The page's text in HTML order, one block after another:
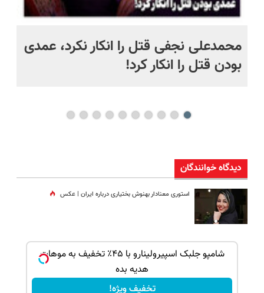
محمدعلی نجفی قتل را انکار نکرد، عمدی
بودن قتل را انکار کرد!
دیدگاه خوانندگان
استوری معنادار بهنوش بختیاری درباره ایران | عکس
شامپو جلبک اسپیرولینارو با ۴۵٪ تخفیف به موهات
هدیه بده
تخفیف ویژه!